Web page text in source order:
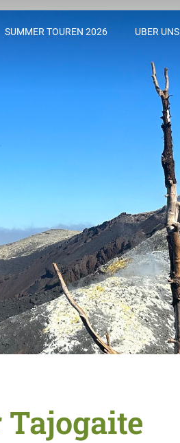
SUMMER TOUREN 2026 UBER UNS